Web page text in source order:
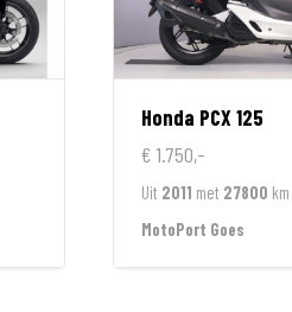
Honda PCX 125
€ 1.750,-
Uit 2011 met 27800 km
MotoPort Goes